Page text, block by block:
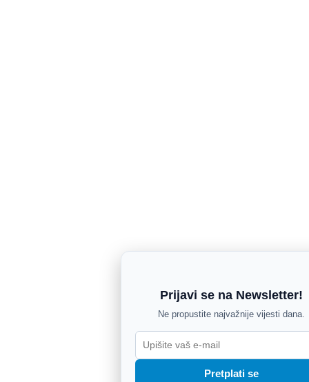
Prijavi se na Newsletter!
Ne propustite najvažnije vijesti dana.
Pretplati se